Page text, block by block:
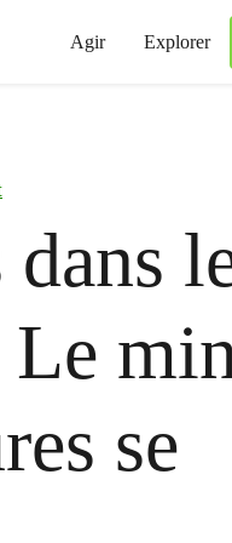
Agir Explorer
Le
se